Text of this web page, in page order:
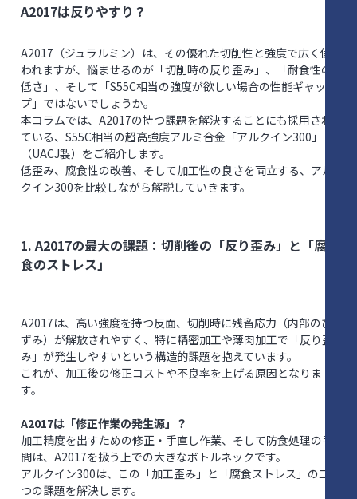
A2017は反りやすり？
A2017（ジュラルミン）は、その優れた切削性と強度で広く使
われますが、悩ませるのが「切削時の反り歪み」、「耐食性の
低さ」、そして「S55C相当の強度が欲しい場合の性能ギャッ
プ」ではないでしょうか。
本コラムでは、A2017の持つ課題を解決することにも採用され
ている、S55C相当の超高強度アルミ合金「アルクイン300」
（UACJ製）をご紹介します。
低歪み、腐食性の改善、そして加工性の良さを両立する、アル
クイン300を比較しながら解説していきます。
1. A2017の最大の課題：切削後の「反り歪み」と「腐
食のストレス」
A2017は、高い強度を持つ反面、切削時に残留応力（内部のひ
ずみ）が解放されやすく、特に精密加工や薄肉加工で「反り歪
み」が発生しやすいという構造的課題を抱えています。
これが、加工後の修正コストや不良率を上げる原因となりま
す。
A2017は「修正作業の発生源」？
加工精度を出すための修正・手直し作業、そして防食処理の手
間は、A2017を扱う上での大きなボトルネックです。
アルクイン300は、この「加工歪み」と「腐食ストレス」の二
つの課題を解決します。